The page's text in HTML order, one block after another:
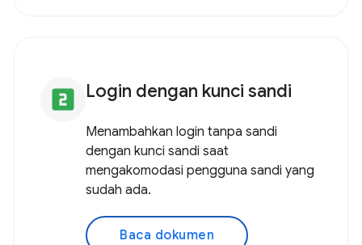
looks_two Login dengan kunci sandi
Menambahkan login tanpa sandi
dengan kunci sandi saat
mengakomodasi pengguna sandi yang
sudah ada.
Baca dokumen